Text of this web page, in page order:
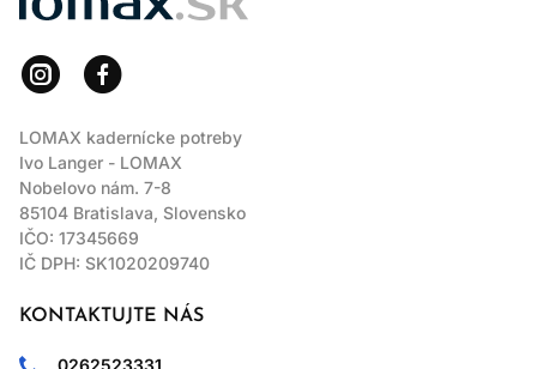
LOMAX kadernícke potreby
Ivo Langer - LOMAX
Nobelovo nám. 7-8
85104 Bratislava, Slovensko
IČO: 17345669
IČ DPH: SK1020209740
KONTAKTUJTE NÁS
0262523331